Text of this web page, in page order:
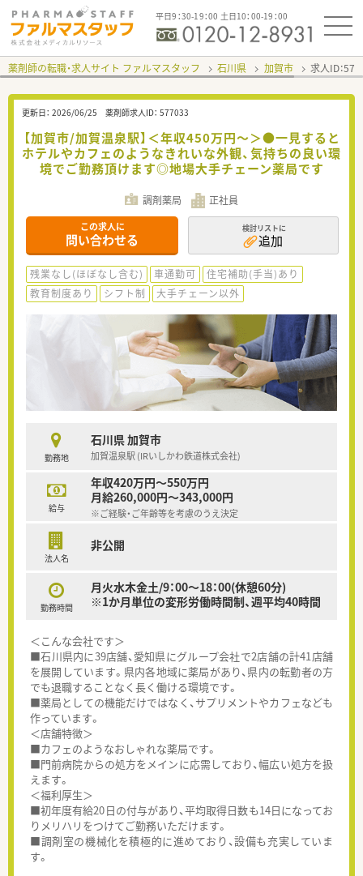
平日9：30-19：00 土日10：00-19：00
薬剤師の転職・求人サイト ファルマスタッフ 石川県 加賀市 求人ID：
更新日： 2026/06/25 薬剤師求人ID： 577033
【加賀市/加賀温泉駅】＜年収450万円～＞●一見すると
ホテルやカフェのようなきれいな外観、気持ちの良い環
境でご勤務頂けます◎地場大手チェーン薬局です
調剤薬局 正社員
この求人に
問い合わせる
検討リストに
追加
残業なし(ほぼなし含む) 車通勤可
住宅補助(手当)あり
教育制度あり
シフト制 大手チェーン以外
勤務地
石川県 加賀市
加賀温泉駅 (IRいしかわ鉄道株式会社)
給与
年収420万円～550万円
月給260,000円～343,000円
※ご経験・ご年齢等を考慮のうえ決定
法人名
非公開
勤務時間
月火水木金土/9：00～18：00(休憩60分)
※1か月単位の変形労働時間制、週平均40時間
＜こんな会社です＞
■石川県内に39店舗、愛知県にグループ会社で2店舗の計41店舗
を展開しています。県内各地域に薬局があり、県内の転勤者の方
でも退職することなく長く働ける環境です。
■薬局としての機能だけではなく、サプリメントやカフェなども
作っています。
＜店舗特徴＞
■カフェのようなおしゃれな薬局です。
■門前病院からの処方をメインに応需しており、幅広い処方を扱
えます。
＜福利厚生＞
■初年度有給20日の付与があり、平均取得日数も14日になってお
りメリハリをつけてご勤務いただけます。
■調剤室の機械化を積極的に進めており、設備も充実していま
す。